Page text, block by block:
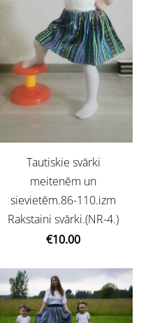
Tautiskie svārki
meitenēm un
sievietēm.86-110.izm
Rakstaini svārki.(NR-4.)
€10.00